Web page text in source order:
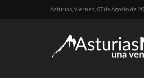
Asturias, Viernes, 07 de Agosto de